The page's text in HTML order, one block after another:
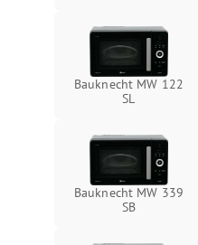
Bauknecht MW 122
SL
Bauknecht MW 339
SB